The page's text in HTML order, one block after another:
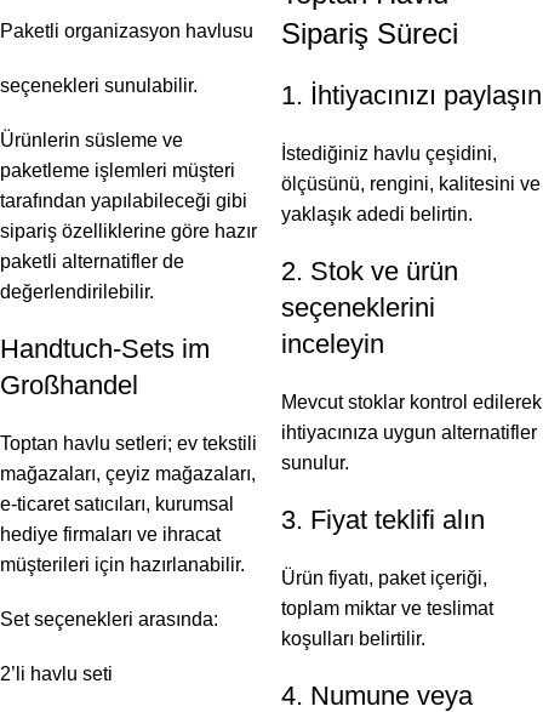
Paketli organizasyon havlusu
seçenekleri sunulabilir.
Ürünlerin süsleme ve
paketleme işlemleri müşteri
tarafından yapılabileceği gibi
sipariş özelliklerine göre hazır
paketli alternatifler de
değerlendirilebilir.
Handtuch-Sets im
Großhandel
Toptan havlu setleri; ev tekstili
mağazaları, çeyiz mağazaları,
e-ticaret satıcıları, kurumsal
hediye firmaları ve ihracat
müşterileri için hazırlanabilir.
Set seçenekleri arasında:
2’li havlu seti
Sipariş Süreci
1. İhtiyacınızı paylaşın
İstediğiniz havlu çeşidini,
ölçüsünü, rengini, kalitesini ve
yaklaşık adedi belirtin.
2. Stok ve ürün
seçeneklerini
inceleyin
Mevcut stoklar kontrol edilerek
ihtiyacınıza uygun alternatifler
sunulur.
3. Fiyat teklifi alın
Ürün fiyatı, paket içeriği,
toplam miktar ve teslimat
koşulları belirtilir.
4. Numune veya